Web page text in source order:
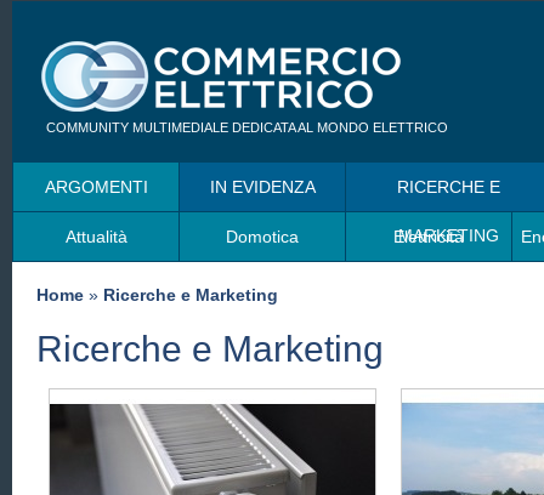
COMMUNITY MULTIMEDIALE DEDICATA AL MONDO ELETTRICO
ARGOMENTI
Attualità Domotica Elettricità
IN EVIDENZA RICERCHE E
MARKETING
Home » Ricerche e Marketing
Ricerche e Marketing